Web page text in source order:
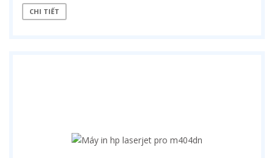
CHI TIẾT